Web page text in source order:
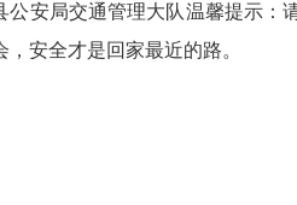
公安局交通管理大队温馨提示：
，安全才是回家最近的路。